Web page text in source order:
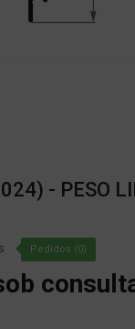
- PESO
Pedidos (0)